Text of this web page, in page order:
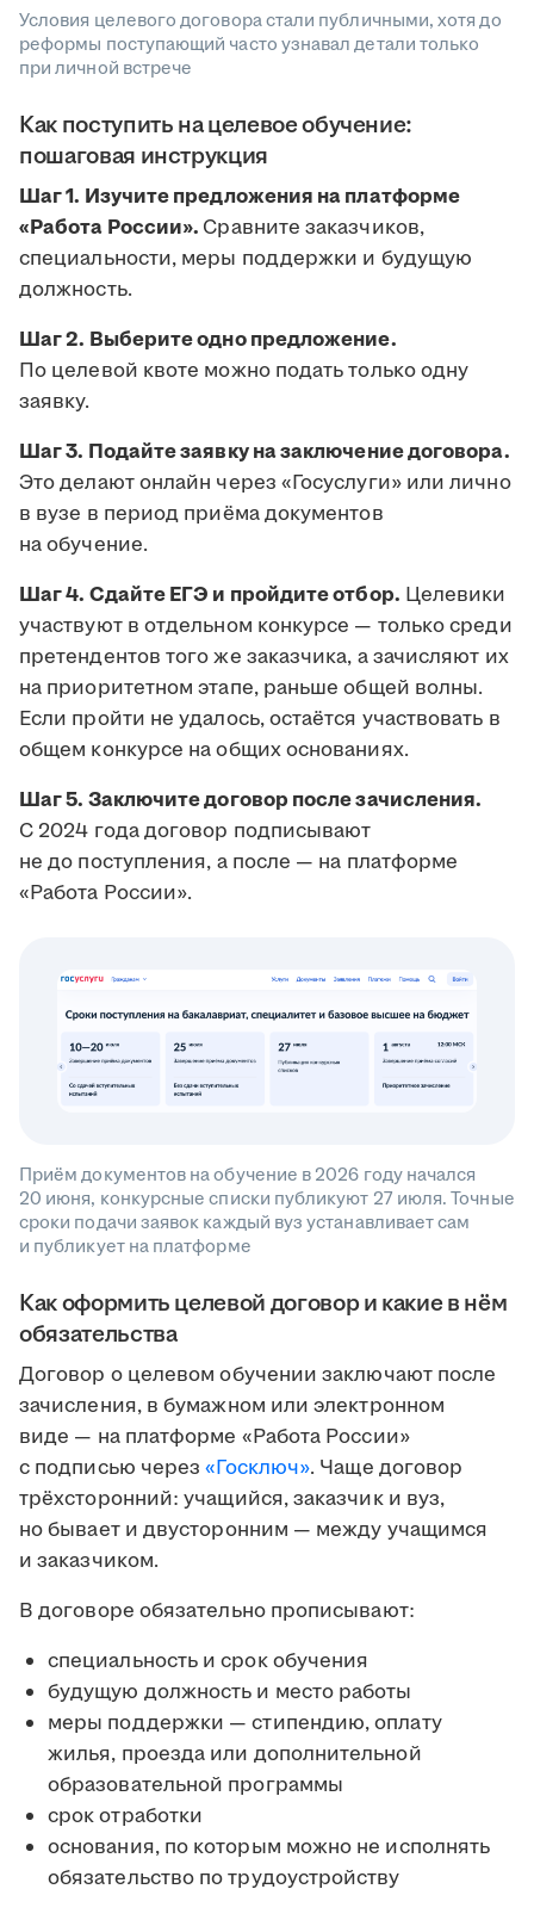
Условия целевого договора стали публичными, хотя до
реформы поступающий часто узнавал детали только
при личной встрече
Как поступить на целевое обучение:
пошаговая инструкция
Шаг 1. Изучите предложения на платформе
«Работа России». Сравните заказчиков,
специальности, меры поддержки и будущую
должность.
Шаг 2. Выберите одно предложение.
По целевой квоте можно подать только одну
заявку.
Шаг 3. Подайте заявку на заключение договора.
Это делают онлайн через «Госуслуги» или лично
в вузе в период приёма документов
на обучение.
Шаг 4. Сдайте ЕГЭ и пройдите отбор. Целевики
участвуют в отдельном конкурсе — только среди
претендентов того же заказчика, а зачисляют их
на приоритетном этапе, раньше общей волны.
Если пройти не удалось, остаётся участвовать в
общем конкурсе на общих основаниях.
Шаг 5. Заключите договор после зачисления.
С 2024 года договор подписывают
не до поступления, а после — на платформе
«Работа России».
Приём документов на обучение в 2026 году начался
20 июня, конкурсные списки публикуют 27 июля. Точные
сроки подачи заявок каждый вуз устанавливает сам
и публикует на платформе
Как оформить целевой договор и какие в нём
обязательства
Договор о целевом обучении заключают после
зачисления, в бумажном или электронном
виде — на платформе «Работа России»
с подписью через«Госключ». Чаще договор
трёхсторонний: учащийся, заказчик и вуз,
но бывает и двусторонним — между учащимся
и заказчиком.
В договоре обязательно прописывают:
специальность и срок обучения
будущую должность и место работы
меры поддержки — стипендию, оплату
жилья, проезда или дополнительной
образовательной программы
срок отработки
основания, по которым можно не исполнять
обязательство по трудоустройству